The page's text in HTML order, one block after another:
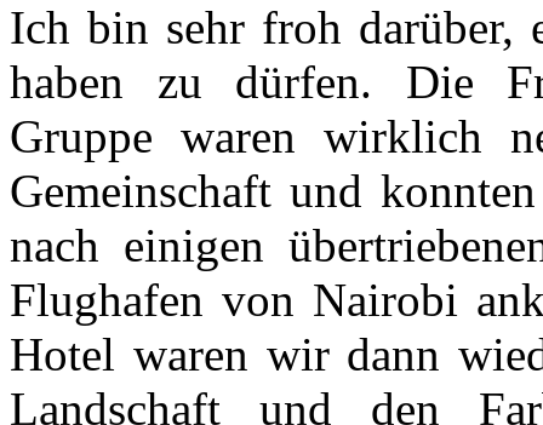
Ich bin sehr froh darüber,
haben zu dürfen. Die
Gruppe waren wirklich
Gemeinschaft und
nach einigen
Flughafen von Nairobi
Hotel waren wir dann
Landschaft und den